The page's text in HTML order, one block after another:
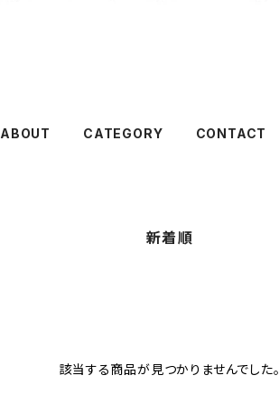
ABOUT CATEGORY CONTACT
新着順
該当する商品が見つかりませんでした。